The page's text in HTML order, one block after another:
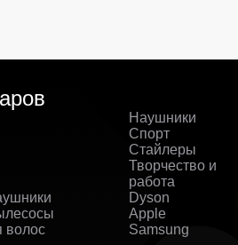
волос
Наушники
Спорт
Стайлеры
Творчество и
работа
Dyson
Apple
Samsung